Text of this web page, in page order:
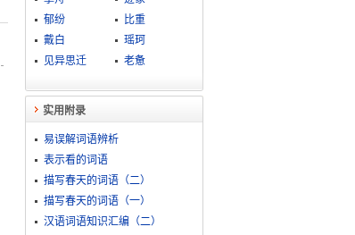
郁纷
比重
戴白
瑶珂
见异思迁
老惫
实用附录
易误解词语辨析
表示看的词语
描写春天的词语（二）
描写春天的词语（一）
汉语词语知识汇编（二）